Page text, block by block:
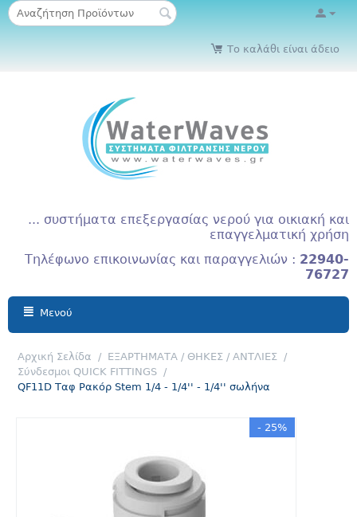
Το καλάθι είναι άδειο
... συστήματα επεξεργασίας νερού για οικιακή και
επαγγελματική χρήση
Τηλέφωνο επικοινωνίας και παραγγελιών : 22940-
76727
Μενού
Αρχική Σελίδα / ΕΞΑΡΤΗΜΑΤΑ / ΘΗΚΕΣ / ΑΝΤΛΙΕΣ /
Σύνδεσμοι QUICK FITTINGS /
QF11D Ταφ Ρακόρ Stem 1/4 - 1/4'' - 1/4'' σωλήνα
- 25%